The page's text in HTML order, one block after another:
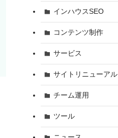
インハウスSEO
コンテンツ制作
サービス
サイトリニューアル
チーム運用
ツール